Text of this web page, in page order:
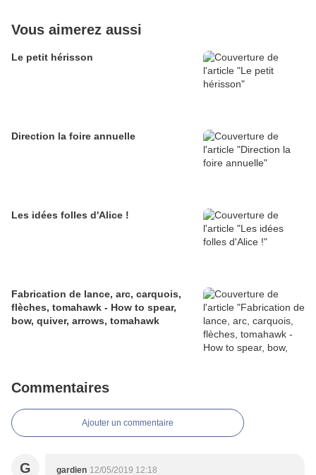
Vous aimerez aussi
Le petit hérisson
Direction la foire annuelle
Les idées folles d'Alice !
Fabrication de lance, arc, carquois,
flèches, tomahawk - How to spear,
bow, quiver, arrows, tomahawk
Commentaires
Ajouter un commentaire
G gardien 12/05/2019 12:18